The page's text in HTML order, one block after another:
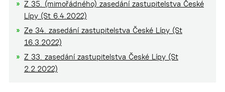
Z 35. (mimořádného) zasedání zastupitelstva České
Lípy (St 6.4.2022)
Ze 34. zasedání zastupitelstva České Lípy (St
16.3.2022)
Z 33. zasedání zastupitelstva České Lípy (St
2.2.2022)